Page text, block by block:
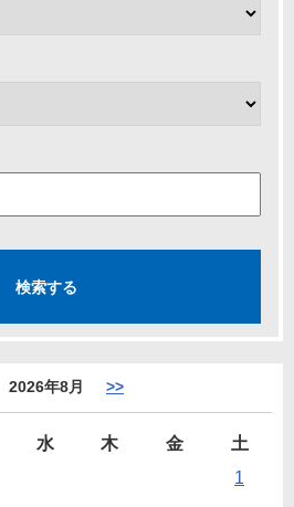
2026年8月 >>
水 木 金
土
1